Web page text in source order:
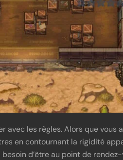
avec les règles. Alors que vous
en contournant la rigidité
d’être au point de